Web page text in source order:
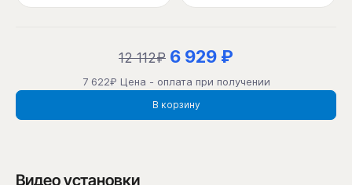
12 112₽ 6 929 ₽
7 622₽ Цена - оплата при получении
В корзину
Видео установки